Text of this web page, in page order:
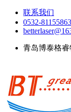
联系我们
0532-81155863
青岛博泰格睿